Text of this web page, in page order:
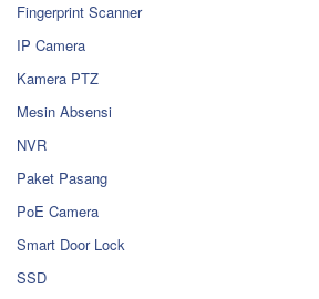
Fingerprint Scanner
IP Camera
Kamera PTZ
Mesin Absensi
NVR
Paket Pasang
PoE Camera
Smart Door Lock
SSD